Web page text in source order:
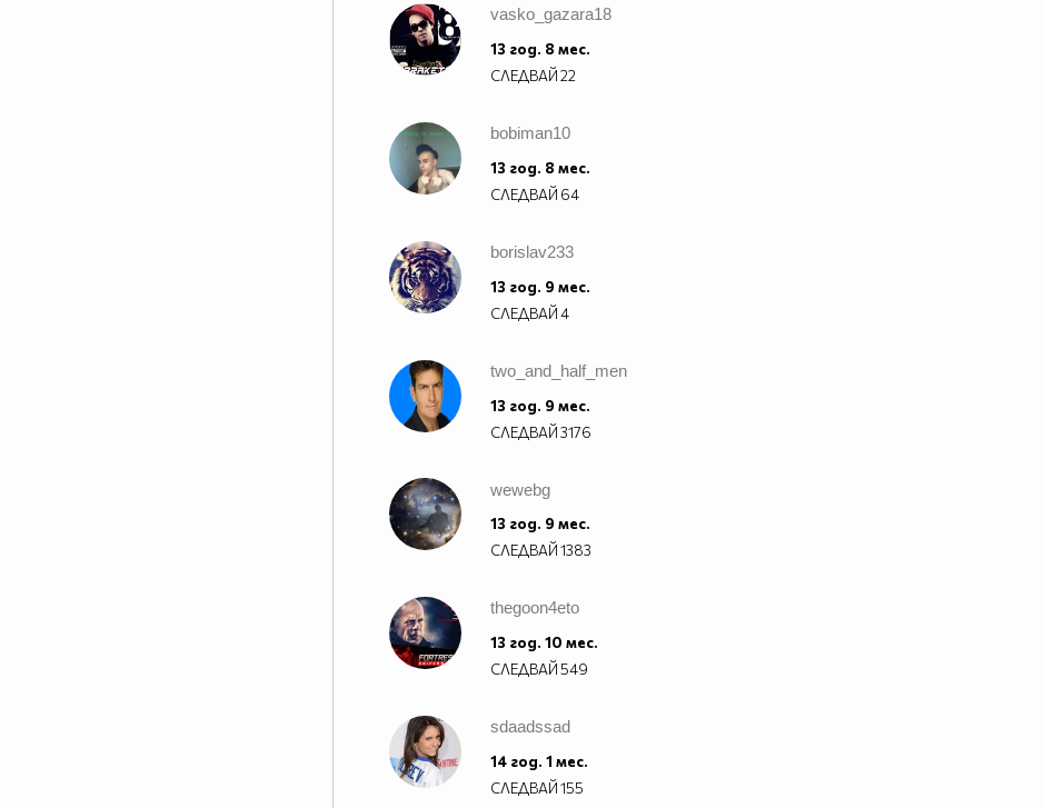
vasko_gazara18
13 год. 8 мес.
СЛЕДВАЙ22
bobiman10
13 год. 8 мес.
СЛЕДВАЙ 64
borislav233
13 год. 9 мес.
СЛЕДВАЙ4
two_and_half_men
13 год. 9 мес.
СЛЕДВАЙ3176
wewebg
13 год. 9 мес.
СЛЕДВАЙ1383
thegoon4eto
13 год. 10 мес.
СЛЕДВАЙ549
sdaadssad
14 год. 1 мес.
СЛЕДВАЙ155